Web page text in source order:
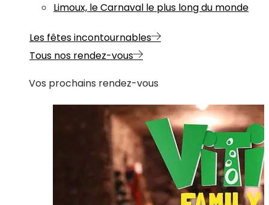
Limoux, le Carnaval le plus long du monde
Les fêtes incontournables
Tous nos rendez-vous
Vos prochains rendez-vous